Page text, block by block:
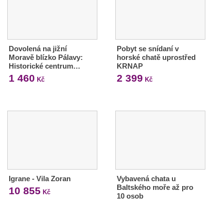
Dovolená na jižní
Moravě blízko Pálavy:
Historické centrum…
1 460 Kč
Pobyt se snídaní v
horské chatě uprostřed
KRNAP
2 399 Kč
Igrane - Vila Zoran
10 855 Kč
Vybavená chata u
Baltského moře až pro
10 osob